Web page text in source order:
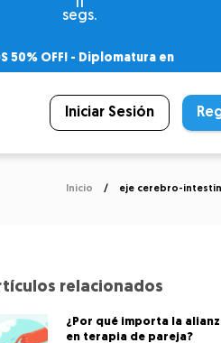
segs.
50% OFF! - Diplomatura en
– Certificado Universitario
Iniciar Sesión
Inicio eje cerebro-
relacionados
¿Por qué importa la
en terapia de pareja?